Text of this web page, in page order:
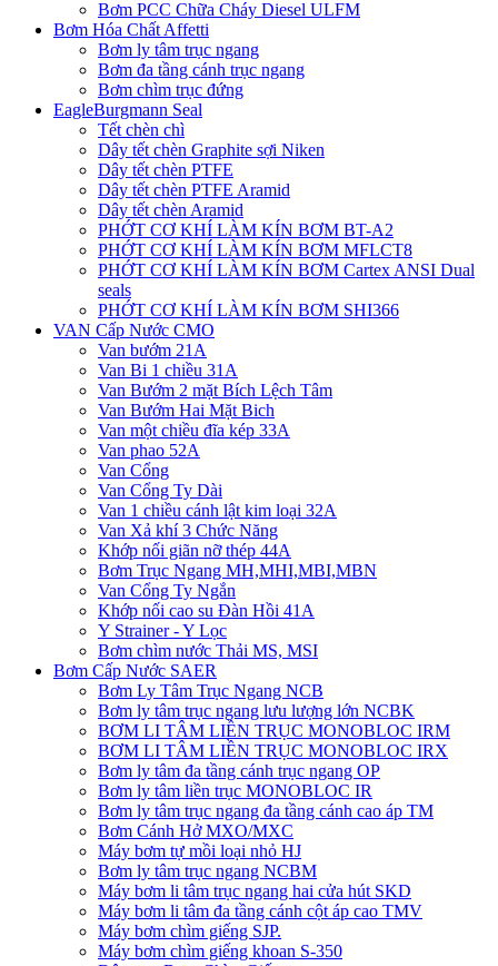
Bơm PCC Chữa Cháy Diesel ULFM
Bơm Hóa Chất Affetti
Bơm ly tâm trục ngang
Bơm đa tầng cánh trục ngang
Bơm chìm trục đứng
EagleBurgmann Seal
Tết chèn chì
Dây tết chèn Graphite sợi Niken
Dây tết chèn PTFE
Dây tết chèn PTFE Aramid
Dây tết chèn Aramid
PHỚT CƠ KHÍ LÀM KÍN BƠM BT-A2
PHỚT CƠ KHÍ LÀM KÍN BƠM MFLCT8
PHỚT CƠ KHÍ LÀM KÍN BƠM Cartex ANSI Dual
seals
PHỚT CƠ KHÍ LÀM KÍN BƠM SHI366
VAN Cấp Nước CMO
Van bướm 21A
Van Bi 1 chiều 31A
Van Bướm 2 mặt Bích Lệch Tâm
Van Bướm Hai Mặt Bich
Van một chiều đĩa kép 33A
Van phao 52A
Van Cổng
Van Cổng Ty Dài
Van 1 chiều cánh lật kim loại 32A
Van Xả khí 3 Chức Năng
Khớp nối giãn nỡ thép 44A
Bơm Trục Ngang MH,MHI,MBI,MBN
Van Cổng Ty Ngắn
Khớp nối cao su Đàn Hồi 41A
Y Strainer - Y Lọc
Bơm chìm nước Thải MS, MSI
Bơm Cấp Nước SAER
Bơm Ly Tâm Trục Ngang NCB
Bơm ly tâm trục ngang lưu lượng lớn NCBK
BƠM LI TÂM LIỀN TRỤC MONOBLOC IRM
BƠM LI TÂM LIỀN TRỤC MONOBLOC IRX
Bơm ly tâm đa tầng cánh trục ngang OP
Bơm ly tâm liền trục MONOBLOC IR
Bơm ly tâm trục ngang đa tầng cánh cao áp TM
Bơm Cánh Hở MXO/MXC
Máy bơm tự mồi loại nhỏ HJ
Bơm ly tâm trục ngang NCBM
Máy bơm li tâm trục ngang hai cửa hút SKD
​Máy bơm li tâm đa tầng cánh cột áp cao TMV
Máy bơm chìm giếng SJP.
Máy bơm chìm giếng khoan S-350